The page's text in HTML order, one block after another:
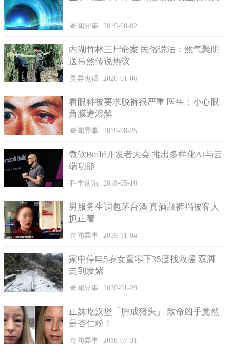
开普狮是一种主要生活在南非的动物，身体的长度达到了四
米，重量已经将近三百五十公斤。由于这种狮子的稀少性，还有
人类的滥杀等等，把这种狮子的皮当作衣服的原料，导致这种狮
子的数量不断减少，最后灭亡。
3、巴巴里狮
巴巴里狮也是一种体型非常大的动物，是狮子中的第二亚
2.3到 2.8米之间，雌性大概在 2.3到 2.5米之间，重量大概在 300
公斤左右。
狮子是非常珍贵的，可是在古罗马帝国时代，巴巴里狮却作
奇闻异事 2019-08-02
内湖竹林三尸命案 民俗说法：煞气聚阴
送吊煞传说热议
灵异鬼话 2020-01-06
看眼科被要求脱裤很严重 医生：小心眼
角膜遭溶解
奇闻异事 2019-08-25
微软Build开发者大会 推出多样化AI与云
端功能
科学前沿 2018-05-10
男服务生调包茅台酒 真酒藏裤裆被客人
抓正着
奇闻异事 2019-11-04
家中停电5岁女童零下35度找救援 双脚
走到发紫
奇闻异事 2020-01-29
正妹吃汉堡「肿成猪头」 致命凶手竟然
是杏仁粉！
奇闻异事 2018-07-31